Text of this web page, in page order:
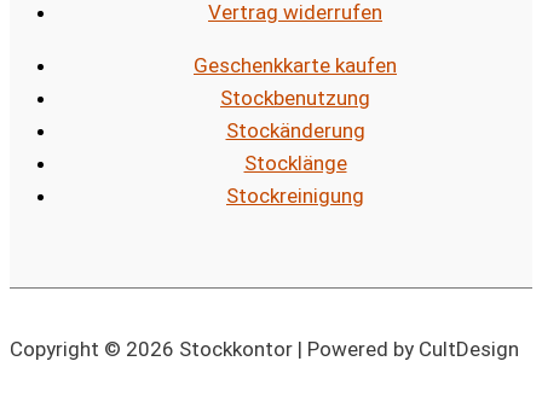
Vertrag widerrufen
Geschenkkarte kaufen
Stockbenutzung
Stockänderung
Stocklänge
Stockreinigung
Copyright © 2026 Stockkontor | Powered by CultDesign